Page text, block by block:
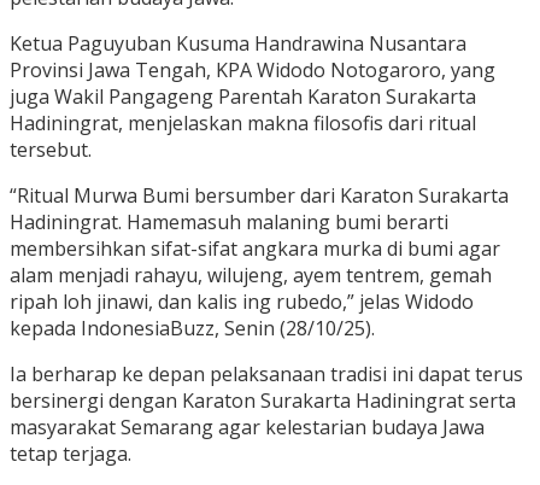
Ketua Paguyuban Kusuma Handrawina Nusantara
Provinsi Jawa Tengah, KPA Widodo Notogaroro, yang
juga Wakil Pangageng Parentah Karaton Surakarta
Hadiningrat, menjelaskan makna filosofis dari ritual
tersebut.
“Ritual Murwa Bumi bersumber dari Karaton Surakarta
Hadiningrat. Hamemasuh malaning bumi berarti
membersihkan sifat-sifat angkara murka di bumi agar
alam menjadi rahayu, wilujeng, ayem tentrem, gemah
ripah loh jinawi, dan kalis ing rubedo,” jelas Widodo
kepada IndonesiaBuzz, Senin (28/10/25).
Ia berharap ke depan pelaksanaan tradisi ini dapat terus
bersinergi dengan Karaton Surakarta Hadiningrat serta
masyarakat Semarang agar kelestarian budaya Jawa
tetap terjaga.